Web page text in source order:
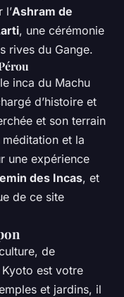
l’Ashram de
, une cérémonie
rives du Gange.
inca du Machu
d’histoire et
et son terrain
et la
une expérience
des Incas, et
de ce site
de
est votre
et jardins, il